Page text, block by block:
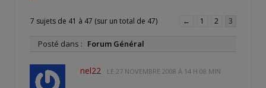
7 sujets de 41 à 47 (sur un total de 47) ← 1 2 3
Posté dans : Forum Général
nel22 LE 27 NOVEMBRE 2008 À 14 H 08 MIN